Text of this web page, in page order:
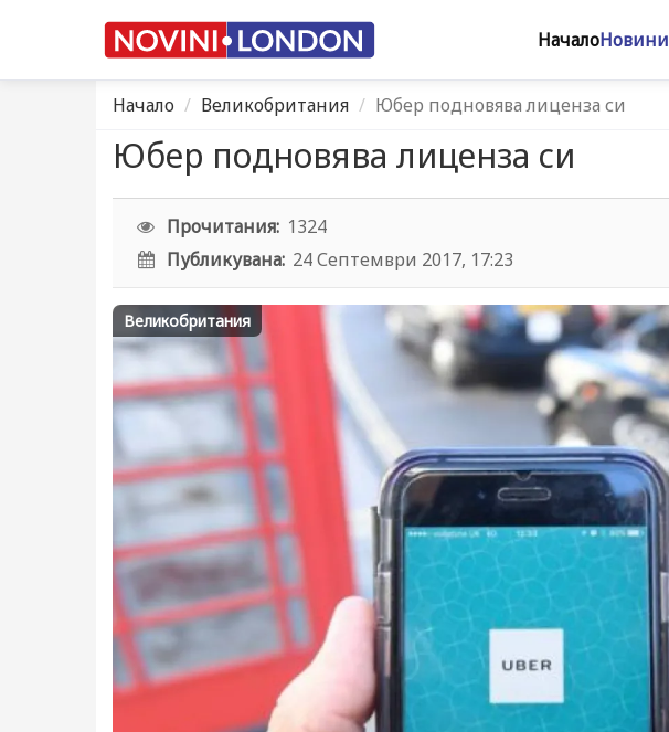
НачалоНовини
Начало Великобритания Юбер подновява лиценза си
Юбер подновява лиценза си
Прочитания: 1324
Публикувана: 24 Септември 2017, 17:23
Великобритания